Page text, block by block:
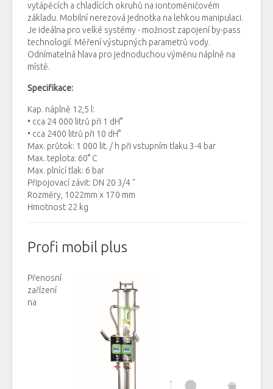
vytápěcích a chladících okruhů na iontoměničovém
základu. Mobilní nerezová jednotka na lehkou manipulaci.
Je ideálna pro velké systémy - možnost zapojení by-pass
technologií. Měření výstupných parametrů vody.
Odnímatelná hlava pro jednoduchou výměnu náplně na
místě.
Specifikace:
Kap. náplně 12,5 l:
• cca 24 000 litrů při 1 dH°
• cca 2400 litrů při 10 dH°
Max. průtok: 1 000 lit. / h při vstupním tlaku 3-4 bar
Max. teplota: 60° C
Max. plnící tlak: 6 bar
Připojovací závit: DN 20 3/4 "
Rozměry, 1022mm x 170 mm
Hmotnost 22 kg
Profi mobil plus
Přenosní
zařízení
na